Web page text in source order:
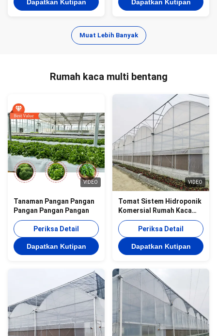
Dapatkan Kutipan Dapatkan Kutipan
Muat Lebih Banyak
Rumah kaca multi bentang
VIDEO
Tanaman Pangan Pangan
Pangan Pangan Pangan
Periksa Detail
Dapatkan Kutipan
VIDEO
Tomat Sistem Hidroponik
Komersial Rumah Kaca
Multispan Dengan Sistem
Kontrol IklimPeriksa Detail
Dapatkan Kutipan